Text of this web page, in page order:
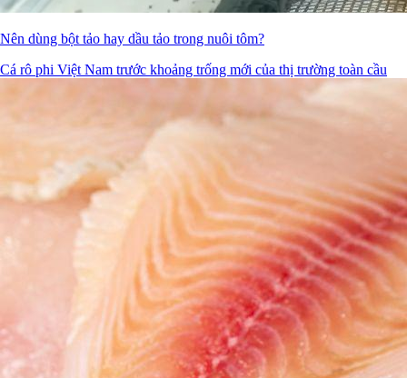
Nên dùng bột tảo hay dầu tảo trong nuôi tôm?
Cá rô phi Việt Nam trước khoảng trống mới của thị trường toàn cầu